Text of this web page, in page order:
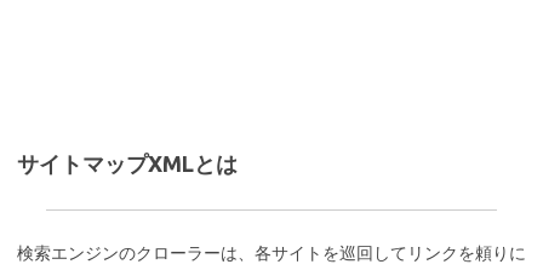
サイトマップXMLとは
検索エンジンのクローラーは、各サイトを巡回してリンクを頼りに